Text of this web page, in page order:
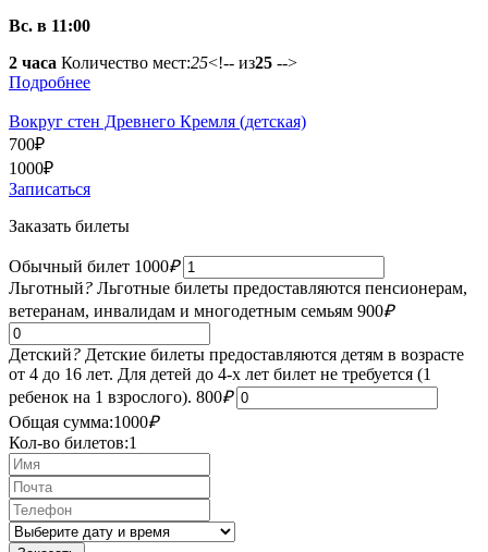
Вс. в 11:00
2 часа Количество мест:25<!-- из25 -->
Подробнее
Вокруг стен Древнего Кремля (детская)
700₽
1000₽
Записаться
Заказать билеты
Обычный билет 1000₽
Льготный? Льготные билеты предоставляются пенсионерам,
ветеранам, инвалидам и многодетным семьям 900₽
Детский? Детские билеты предоставляются детям в возрасте
от 4 до 16 лет. Для детей до 4-х лет билет не требуется (1
ребенок на 1 взрослого). 800₽
Общая сумма:1000₽
Кол-во билетов:1